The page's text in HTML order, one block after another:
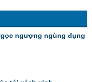
ngượng ngùng đụng